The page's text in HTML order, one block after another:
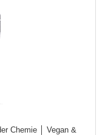
Chemie │ Vegan &